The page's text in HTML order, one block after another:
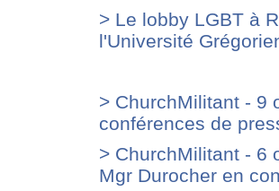
> Le lobby LGBT à
l'Université
> ChurchMilitant - 9
conférences de
> ChurchMilitant - 6
Mgr Durocher en